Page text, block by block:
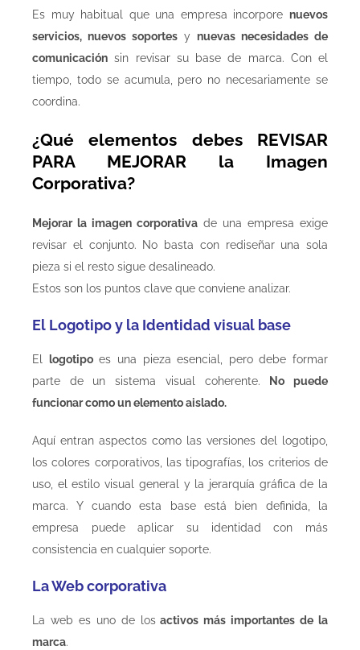
Es muy habitual que una empresa incorpore nuevos
servicios, nuevos soportes y nuevas necesidades de
comunicación sin revisar su base de marca. Con el
tiempo, todo se acumula, pero no necesariamente se
coordina.
¿Qué elementos debes REVISAR
PARA MEJORAR la Imagen
Corporativa?
Mejorar la imagen corporativa de una empresa exige
revisar el conjunto. No basta con rediseñar una sola
pieza si el resto sigue desalineado.
Estos son los puntos clave que conviene analizar.
El Logotipo y la Identidad visual base
El logotipoes una pieza esencial, pero debe formar
parte de un sistema visual coherente.
No puede
funcionar como un elemento aislado.
Aquí entran aspectos como las versiones del logotipo,
los colores corporativos, las tipografías, los criterios de
uso, el estilo visual general y la jerarquía gráfica de la
marca. Y cuando esta base está bien definida, la
empresa puede aplicar su identidad con más
consistencia en cualquier soporte.
La Web corporativa
La web es uno de losactivos más importantes de la
marca.